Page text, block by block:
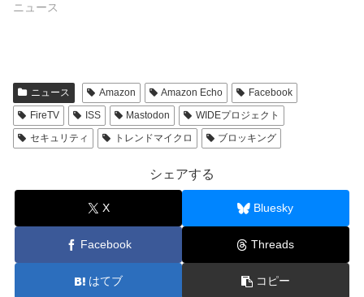
ニュース
ニュース Amazon Amazon Echo
Facebook
FireTV
ISS Mastodon
WIDEプロジェクト
セキュリティ
トレンドマイクロ ブロッキング
シェアする
X Bluesky
Facebook Threads
はてブ コピー